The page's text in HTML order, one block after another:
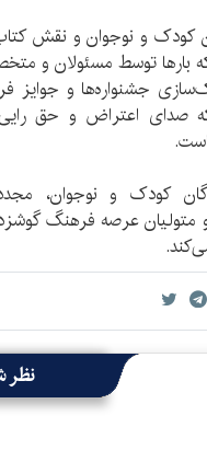
کودک و نوجوان و نقش
بارها توسط مسئولان و
جشنواره‌ها و جوایز
صدای اعتراض و حق رایی
کودک و نوجوان،
متولیان عرصه فرهنگ
نظر